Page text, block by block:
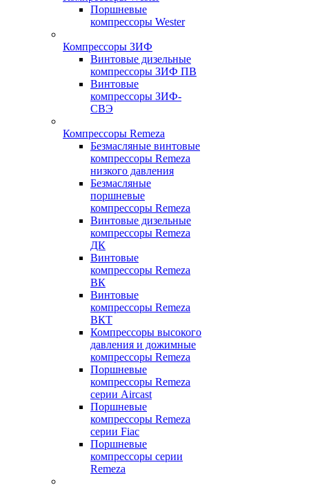
Поршневые
компрессоры Wester
Компрессоры ЗИФ
Винтовые дизельные
компрессоры ЗИФ ПВ
Винтовые
компрессоры ЗИФ-
СВЭ
Компрессоры Remeza
Безмасляные винтовые
компрессоры Remeza
низкого давления
Безмасляные
поршневые
компрессоры Remeza
Винтовые дизельные
компрессоры Remeza
ДК
Винтовые
компрессоры Remeza
ВК
Винтовые
компрессоры Remeza
ВКТ
Компрессоры высокого
давления и дожимные
компрессоры Remeza
Поршневые
компрессоры Remeza
серии Aircast
Поршневые
компрессоры Remeza
серии Fiac
Поршневые
компрессоры серии
Remeza